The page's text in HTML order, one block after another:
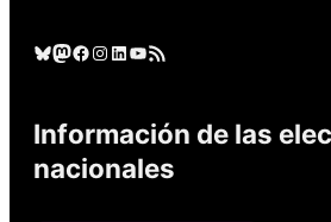
Cielo azul Mastodonte Facebook Instagram LinkedIn YouTube Feed RSS
Información de las
nacionales